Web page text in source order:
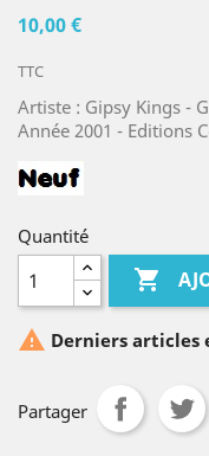
10,00 €
TTC
Artiste : Gipsy Kings -
Année 2001 - Editions
Quantité

 Derniers articles
Partager